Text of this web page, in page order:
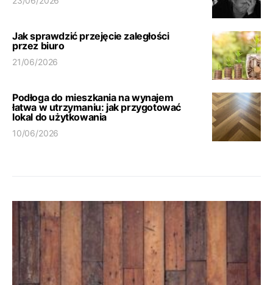
Jak sprawdzić przejęcie zaległości
przez biuro
21/06/2026
Podłoga do mieszkania na wynajem
łatwa w utrzymaniu: jak przygotować
lokal do użytkowania
10/06/2026